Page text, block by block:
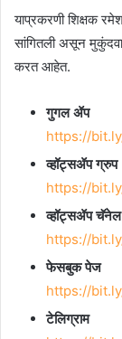
याप्रकरणी शिक्षक रमेश
सांगितली असून
करत आहेत.
गुगल ॲप
https://
व्हॉट्सॲप ग्रुप
https://
व्हॉट्सॲप चॅनेल
https://
फेसबुक पेज
https://
टेलिग्राम